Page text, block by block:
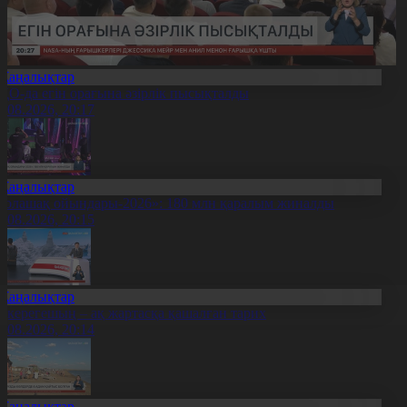
да егін орағына әзірлік пысықталды
20:17
ойындары-2026»: 180 млн қаралым жиналды
20:15
– ақ жартасқа қашалған тарих
20:14